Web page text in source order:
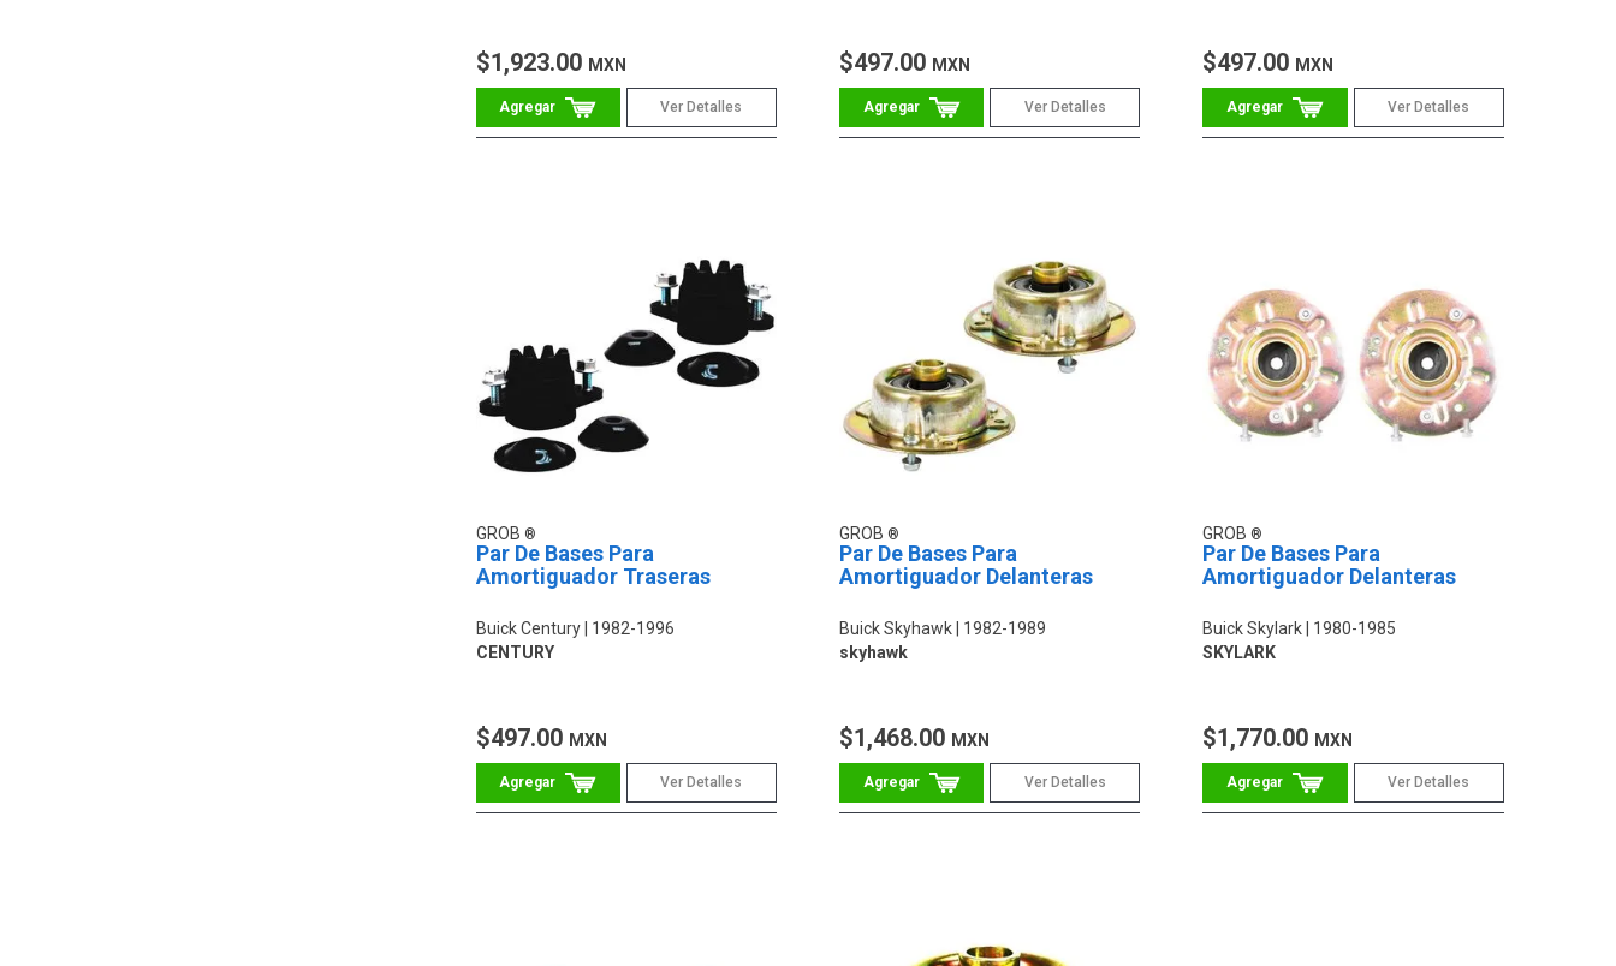
$1,923.00 MXN
Ver Detalles
$497.00 MXN
Ver Detalles
$497.00 MXN
Ver Detalles
GROB
Par De Bases Para
Amortiguador Traseras
Buick Century
1982-1996
CENTURY
$497.00 MXN
Ver Detalles
GROB
Par De Bases Para
Amortiguador Delanteras
Buick Skyhawk
1982-1989
skyhawk
$1,468.00 MXN
Ver Detalles
GROB
Par De Bases Para
Amortiguador Delanteras
Buick Skylark
1980-1985
SKYLARK
$1,770.00 MXN
Ver Detalles